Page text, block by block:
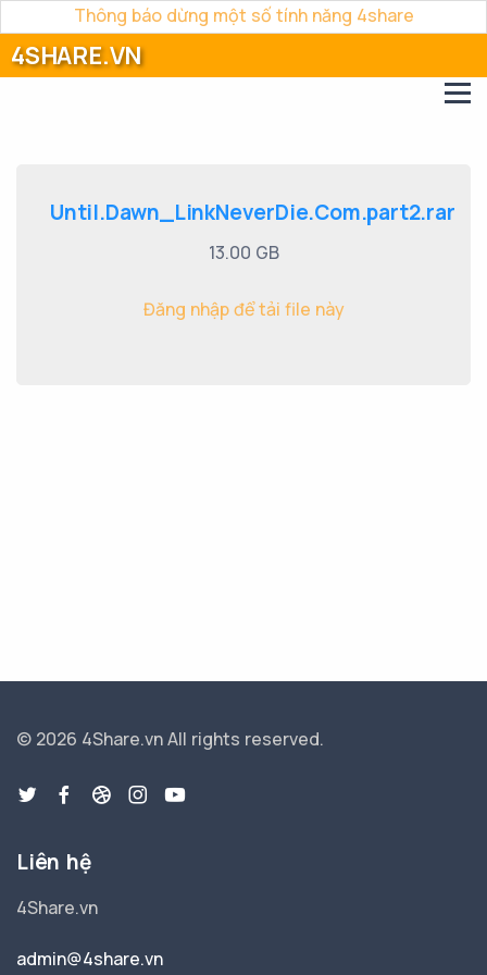
Thông báo dừng một số tính năng 4share
4SHARE.VN
Until.Dawn_LinkNeverDie.Com.part2.rar
13.00 GB
Đăng nhập để tải file này
© 2026 4Share.vnAll rights reserved.
Liên hệ
4Share.vn
admin@4share.vn